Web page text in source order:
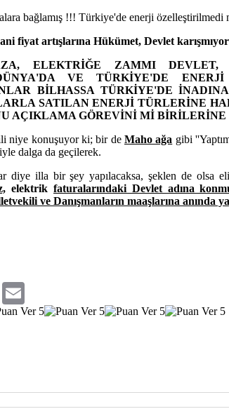
bağlamış !!! Türkiye'de enerji özelleştirilmedi
fiyat artışlarına Hükümet, Devlet
ELEKTRİĞE ZAMMI
VE TÜRKİYE'DE ENERJİ
BİLHASSA TÜRKİYE'DE
SATILAN ENERJİ TÜRLERİNE
AÇIKLAMA GÖREVİNİ Mİ BİRİLERİNE
niye konuşuyor ki; bir de Maho ağa gibi
dalga da geçilerek.
diye illa bir şey yapılacaksa, şeklen de olsa
elektrikfaturalarındaki Devlet adına
ve Danışmanların maaşlarına anında
Copy
Link